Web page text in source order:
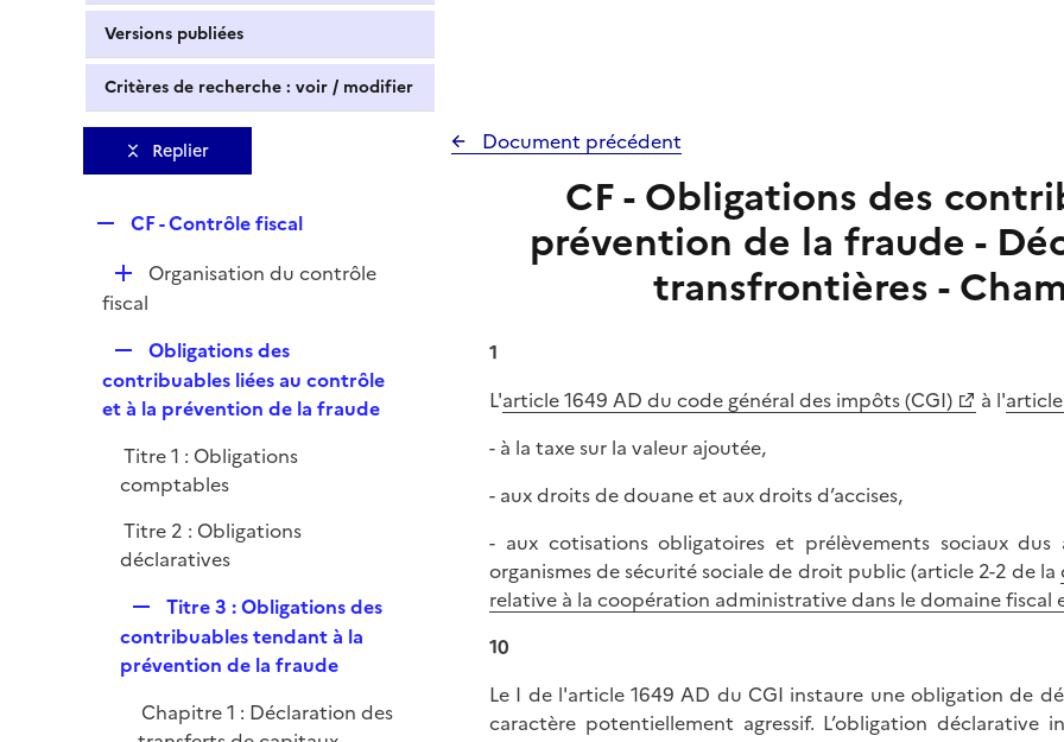
Versions publiées
Critères de recherche : voir / modifier
Replier
p
l
r
CF - Contrôle fiscal
D
é
i
e
r
Organisation du contrôle
fiscal
e
p
i
e
r
Obligations des
contribuables liées au contrôle
et à la prévention de la fraude
Titre 1 : Obligations
comptables
Titre 2 : Obligations
déclaratives
e
p
i
Titre 3 : Obligations des
contribuables tendant à la
prévention de la fraude
Chapitre 1 : Déclaration des
Document précédent
CF - Obligations des
prévention de la fraude -
transfrontières -
1
L'article 1649 AD du code général des impôts (CGI) à l'
- à la taxe sur la valeur ajoutée,
- aux droits de douane et aux droits d’accises,
- aux cotisations obligatoires et prélèvements sociaux
organismes de sécurité sociale de droit public (article 2-2 de la
relative à la coopération administrative dans le domaine
10
Le I de l'article 1649 AD du CGI instaure une obligation de
caractère potentiellement agressif. L’obligation déclarative